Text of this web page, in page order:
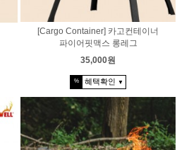
[Cargo Container] 카고컨테이너
파이어핏맥스 롱레그
35,000원
% 혜택확인 ▼